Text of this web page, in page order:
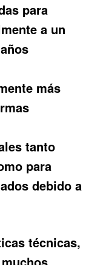
para
a un
más
tanto
para
debido a
técnicas,